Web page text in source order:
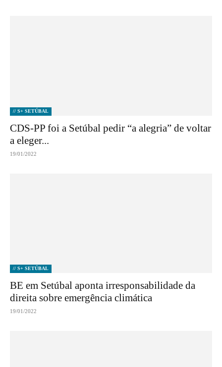
// S+ SETÚBAL
CDS-PP foi a Setúbal pedir “a alegria” de voltar
a eleger...
19/01/2022
// S+ SETÚBAL
BE em Setúbal aponta irresponsabilidade da
direita sobre emergência climática
19/01/2022